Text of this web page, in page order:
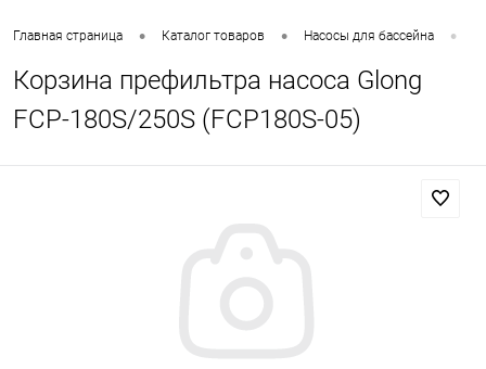
Главная страница • Каталог товаров • Насосы для бассейна •
Корзина префильтра насоса Glong
FCP-180S/250S (FCP180S-05)